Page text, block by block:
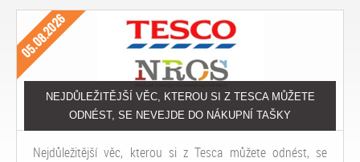
NEJDŮLEŽITĚJŠÍ VĚC, KTEROU SI Z TESCA MŮŽETE
ODNÉST, SE NEVEJDE DO NÁKUPNÍ TAŠKY
05.08.2026
Nejdůležitější věc, kterou si z Tesca můžete odnést, se